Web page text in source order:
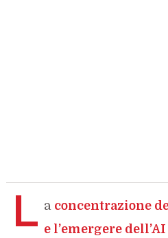
L a concentrazione
e l’emergere